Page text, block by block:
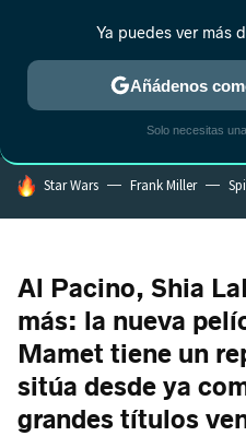
MENÚ
ESTRENOS REALITY
HOY SE HABLA DE
Star Wars Frank Miller
Al Pacino, Shia
más: la nueva
Mamet tiene un
sitúa desde ya
grandes títulos
Ya puedes ver más
Añádenos
Solo necesitas